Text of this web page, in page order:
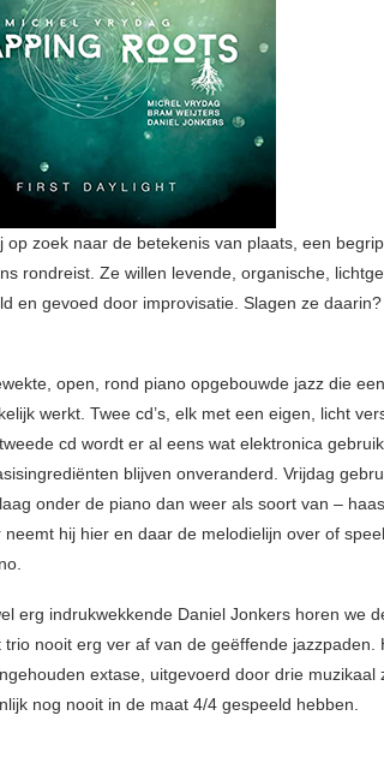
op zoek naar de betekenis van plaats, een
rondreist. Ze willen levende, organische,
en gevoed door improvisatie. Slagen ze daarin?
open, rond piano opgebouwde jazz die een
werkt. Twee cd’s, elk met een eigen, licht
cd wordt er al eens wat elektronica
blijven onveranderd. Vrijdag
onder de piano dan weer als soort van –
hij hier en daar de melodielijn over of
erg indrukwekkende Daniel Jonkers horen we
nooit erg ver af van de geëffende jazzpaden.
extase, uitgevoerd door drie muzikaal
nog nooit in de maat 4/4 gespeeld hebben.